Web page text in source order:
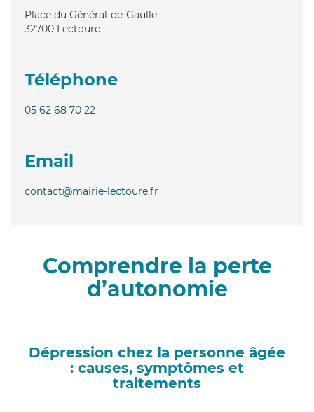
Place du Général-de-Gaulle
32700 Lectoure
Téléphone
05 62 68 70 22
Email
contact@mairie-lectoure.fr
Comprendre la perte
d’autonomie
Dépression chez la personne âgée
: causes, symptômes et
traitements